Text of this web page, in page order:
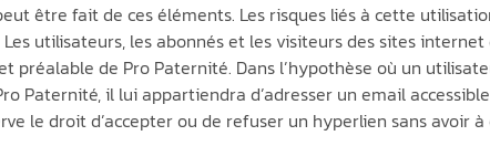
être fait de ces éléments. Les risques liés à cette
utilisateurs, les abonnés et les visiteurs des sites internet
de Pro Paternité. Dans l’hypothèse où un
Paternité, il lui appartiendra d’adresser un email
le droit d’accepter ou de refuser un hyperlien sans avoir à